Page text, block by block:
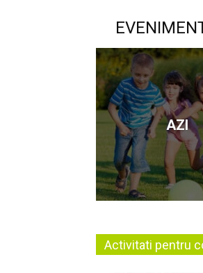
AZI
Activitati pentru